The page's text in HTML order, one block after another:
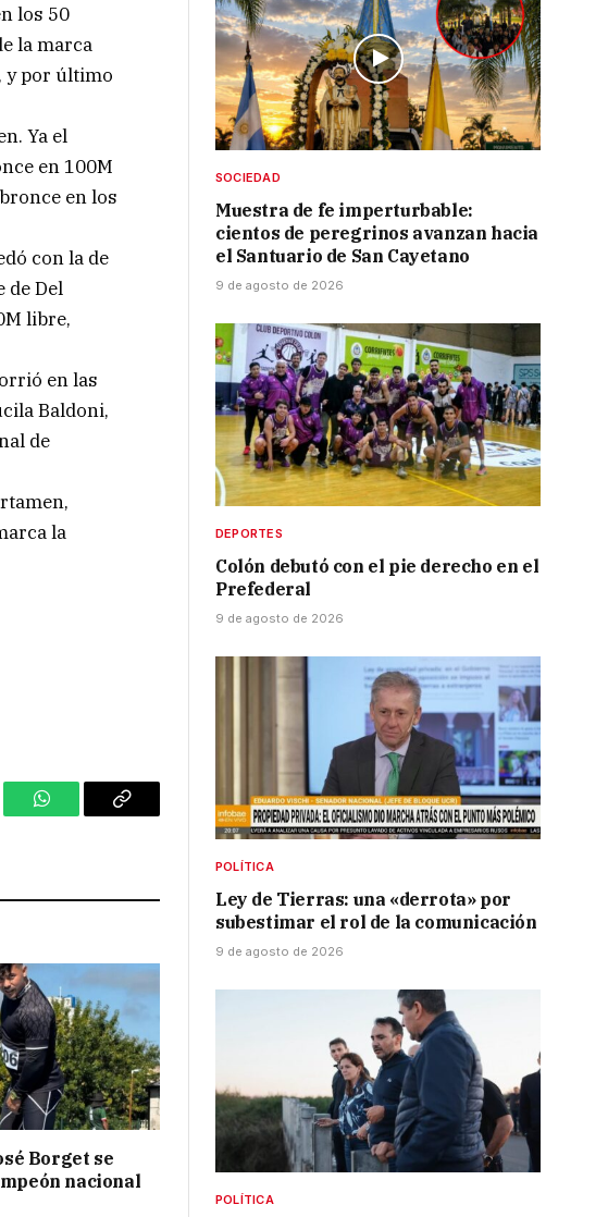
los 50
la marca
y por último
Ya el
en 100M
en los
con la de
de Del
libre,
en las
Baldoni,
de
la
WhatsAppCopy
Borget se
nacional
SOCIEDAD
Muestra de fe imperturbable:
cientos de peregrinos avanzan hacia
el Santuario de San Cayetano
9 de agosto de 2026
DEPORTES
Colón debutó con el pie derecho en el
Prefederal
9 de agosto de 2026
POLÍTICA
Ley de Tierras: una «derrota» por
subestimar el rol de la comunicación
9 de agosto de 2026
POLÍTICA